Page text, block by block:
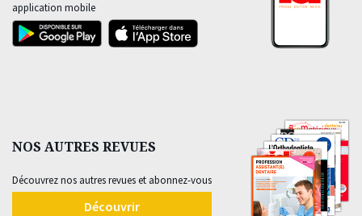
application mobile
NOS AUTRES REVUES
Découvrez nos autres revues et abonnez-vous
Découvrir